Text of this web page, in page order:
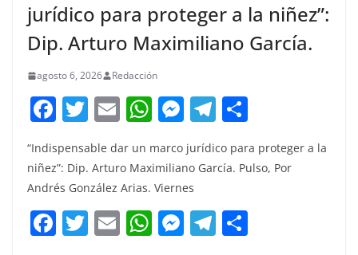
jurídico para proteger a la niñez”:
Dip. Arturo Maximiliano García.
agosto 6, 2026 Redacción
F
c
e
b
o
T
w
itt
er
E
ai
l
W
at
s
A
p
M
e
ss
e
n
g
T
e
a
m
m
“Indispensable dar un marco jurídico para proteger a la
niñez”: Dip. Arturo Maximiliano García. Pulso, Por
Andrés González Arias. Viernes
F T E W M T